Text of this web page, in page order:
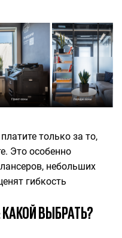
только за то,
Это особенно
небольших
гибкость
ВЫБРАТЬ?